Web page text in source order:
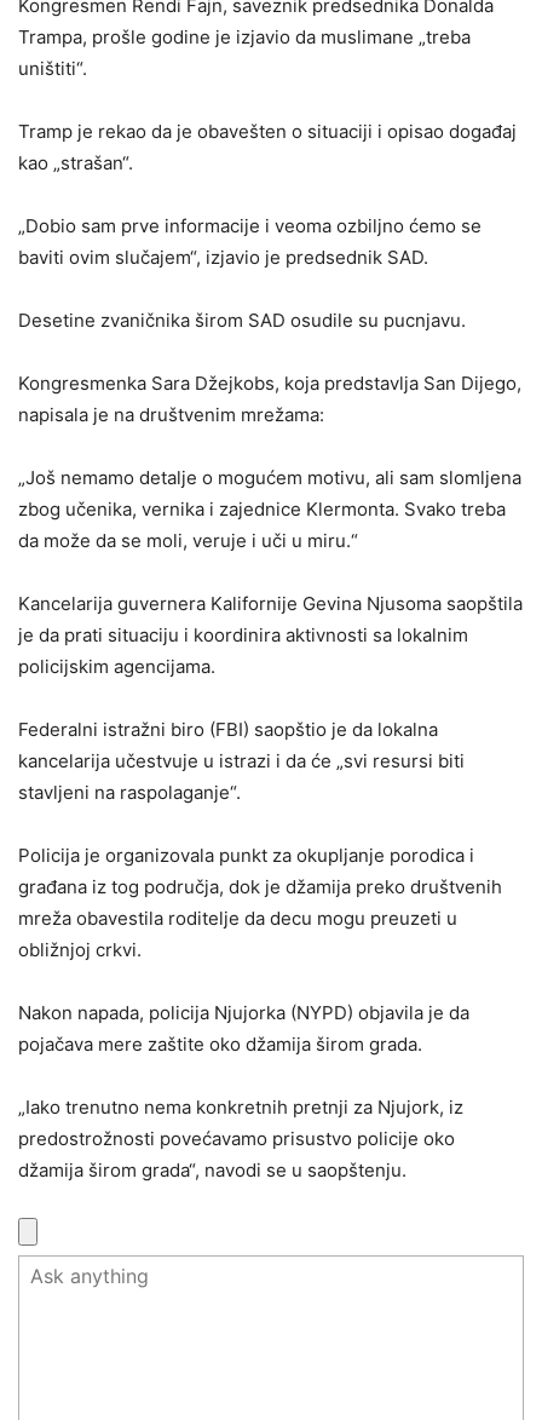
Kongresmen Rendi Fajn, saveznik predsednika Donalda
Trampa, prošle godine je izjavio da muslimane „treba
uništiti“.
Tramp je rekao da je obavešten o situaciji i opisao događaj
kao „strašan“.
„Dobio sam prve informacije i veoma ozbiljno ćemo se
baviti ovim slučajem“, izjavio je predsednik SAD.
Desetine zvaničnika širom SAD osudile su pucnjavu.
Kongresmenka Sara Džejkobs, koja predstavlja San Dijego,
napisala je na društvenim mrežama:
„Još nemamo detalje o mogućem motivu, ali sam slomljena
zbog učenika, vernika i zajednice Klermonta. Svako treba
da može da se moli, veruje i uči u miru.“
Kancelarija guvernera Kalifornije Gevina Njusoma saopštila
je da prati situaciju i koordinira aktivnosti sa lokalnim
policijskim agencijama.
Federalni istražni biro (FBI) saopštio je da lokalna
kancelarija učestvuje u istrazi i da će „svi resursi biti
stavljeni na raspolaganje“.
Policija je organizovala punkt za okupljanje porodica i
građana iz tog područja, dok je džamija preko društvenih
mreža obavestila roditelje da decu mogu preuzeti u
obližnjoj crkvi.
Nakon napada, policija Njujorka (NYPD) objavila je da
pojačava mere zaštite oko džamija širom grada.
„Iako trenutno nema konkretnih pretnji za Njujork, iz
predostrožnosti povećavamo prisustvo policije oko
džamija širom grada“, navodi se u saopštenju.